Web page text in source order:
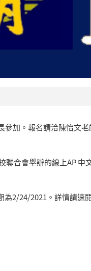
參加。報名請洽陳怡文老
合會舉辦的線上AP 中
為2/24/2021。詳情請速